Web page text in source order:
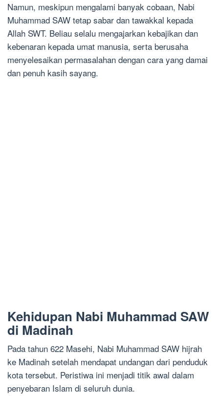
Namun, meskipun mengalami banyak cobaan, Nabi
Muhammad SAW tetap sabar dan tawakkal kepada
Allah SWT. Beliau selalu mengajarkan kebajikan dan
kebenaran kepada umat manusia, serta berusaha
menyelesaikan permasalahan dengan cara yang damai
dan penuh kasih sayang.
Kehidupan Nabi Muhammad SAW
di Madinah
Pada tahun 622 Masehi, Nabi Muhammad SAW hijrah
ke Madinah setelah mendapat undangan dari penduduk
kota tersebut. Peristiwa ini menjadi titik awal dalam
penyebaran Islam di seluruh dunia.